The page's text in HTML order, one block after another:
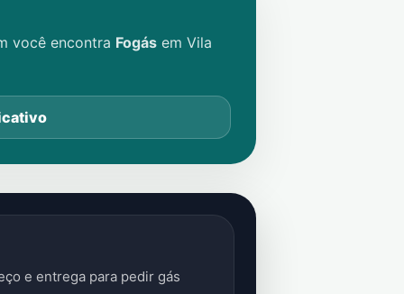
você encontra Fogás em Vila
e entrega para pedir gás